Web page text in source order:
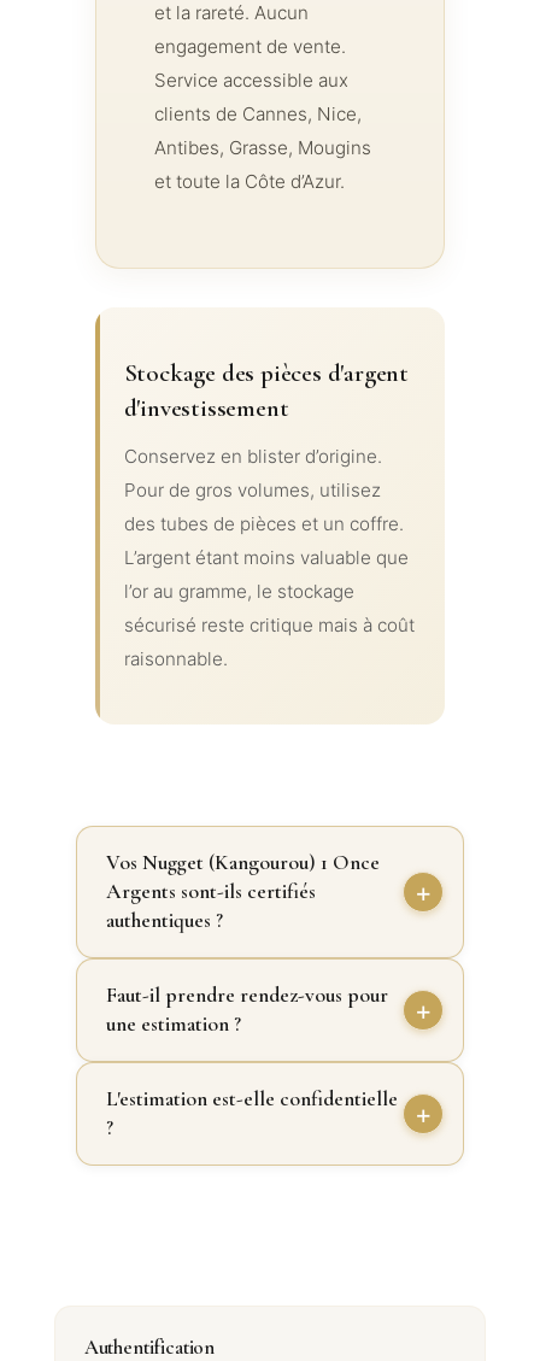
et la rareté. Aucun
engagement de vente.
Service accessible aux
clients de Cannes, Nice,
Antibes, Grasse, Mougins
et toute la Côte d’Azur.
Stockage des pièces d'argent
d'investissement
Conservez en blister d’origine.
Pour de gros volumes, utilisez
des tubes de pièces et un coffre.
L’argent étant moins valuable que
l’or au gramme, le stockage
sécurisé reste critique mais à coût
raisonnable.
Vos Nugget (Kangourou) 1 Once
Argents sont-ils certifiés
authentiques ?
Faut-il prendre rendez-vous pour
une estimation ?
L'estimation est-elle confidentielle
?
Authentification